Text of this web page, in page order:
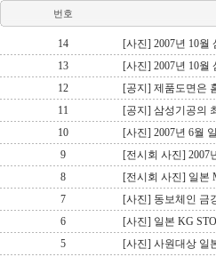
번호
14 [사진] 2007년 10월
13
[사진] 2007년 10월
12
[공지] 제품도면은
11
[공지] 삼성기공의
10
[사진] 2007년 6월
9
[전시회 사진] 2007
8
[전시회 사진] 일본
7
[사진] 동보체인 금
6
[사진] 일본 KG
5
[사진] 사원대상 일